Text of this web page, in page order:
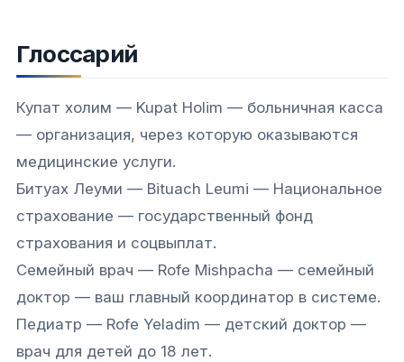
Глоссарий
Купат холим — Kupat Holim — больничная касса
— организация, через которую оказываются
медицинские услуги.
Битуах Леуми — Bituach Leumi — Национальное
страхование — государственный фонд
страхования и соцвыплат.
Семейный врач — Rofe Mishpacha — семейный
доктор — ваш главный координатор в системе.
Педиатр — Rofe Yeladim — детский доктор —
врач для детей до 18 лет.